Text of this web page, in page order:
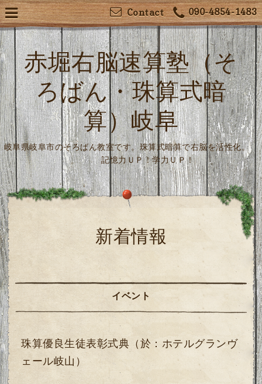
090-4854-1483
Contact
赤堀右脳速算塾（そ
ろばん・珠算式暗
算）岐阜
岐阜県岐阜市のそろばん教室です。珠算式暗算で右脳を活性化。
記憶力ＵＰ！学力ＵＰ！
新着情報
イベント
珠算優良生徒表彰式典（於：ホテルグランヴ
ェール岐山）